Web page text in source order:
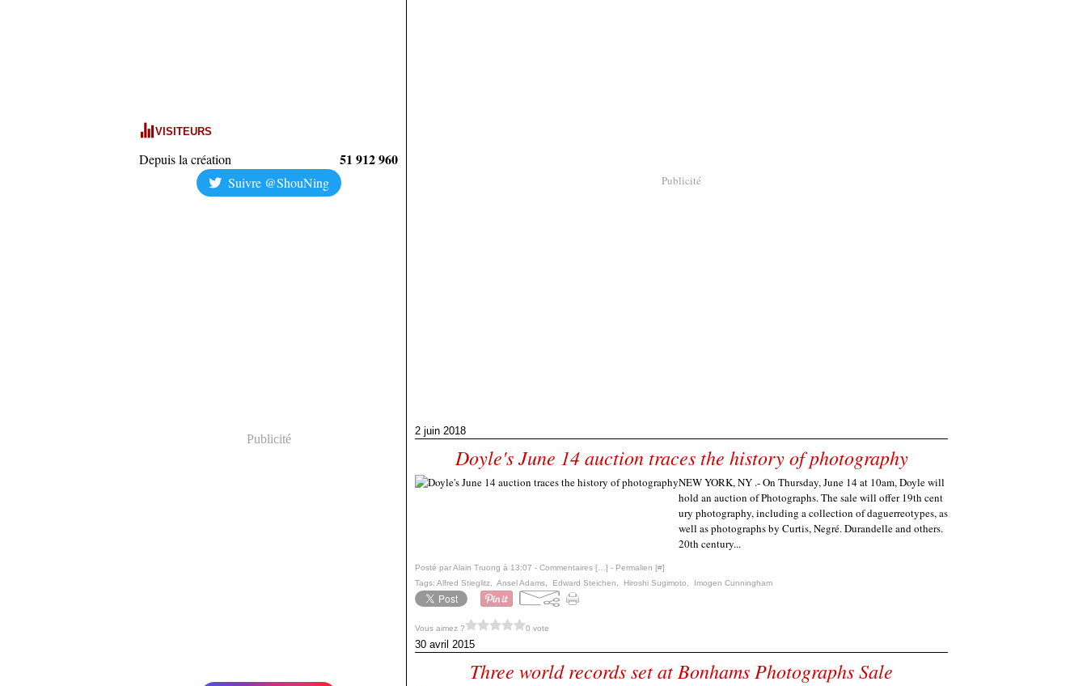
VISITEURS
Depuis la création 51 912 960
Suivre @ShouNing
Publicité
Publicité
2 juin 2018
Doyle's June 14 auction traces the history of photography
NEW YORK, NY .- On Thursday, June 14 at 10am, Doyle will
hold an auction of Photographs. The sale will offer 19th cent
ury photography, including a collection of daguerreotypes, as
well as photographs by Curtis, Negré. Durandelle and others.
20th century...
Posté par Alain Truong à 13:07 - Commentaires [ ] - Permalien [#]
Tags: Alfred Stieglitz Ansel Adams Edward Steichen Hiroshi Sugimoto Imogen Cunningham
Vous aimez ? 0 vote
30 avril 2015
Three world records set at Bonhams Photographs Sale